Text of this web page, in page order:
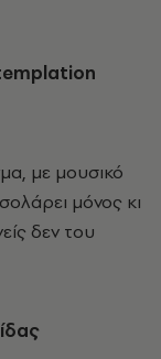
με μουσικό
μόνος κι
δεν του